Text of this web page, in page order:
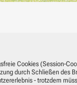
Cookies (Session-
durch Schließen des
- trotzdem